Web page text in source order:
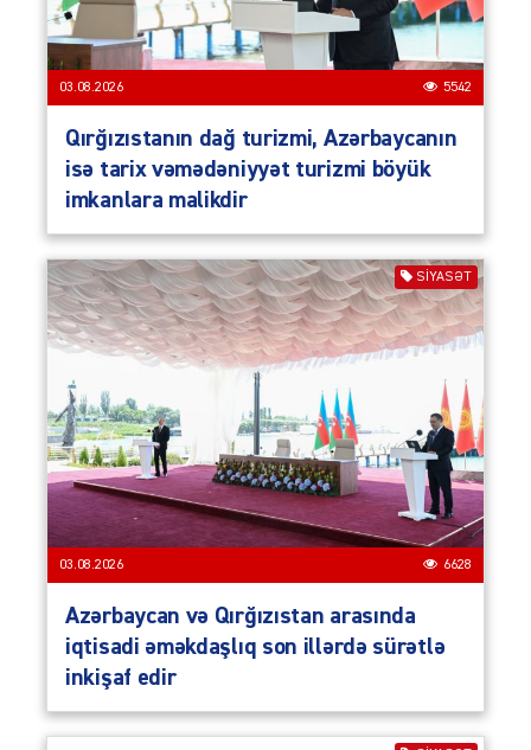
03.08.2026 5542
Qırğızıstanın dağ turizmi, Azərbaycanın
isə tarix vəmədəniyyət turizmi böyük
imkanlara malikdir
SIYASƏT
03.08.2026 6628
Azərbaycan və Qırğızıstan arasında
iqtisadi əməkdaşlıq son illərdə sürətlə
inkişaf edir